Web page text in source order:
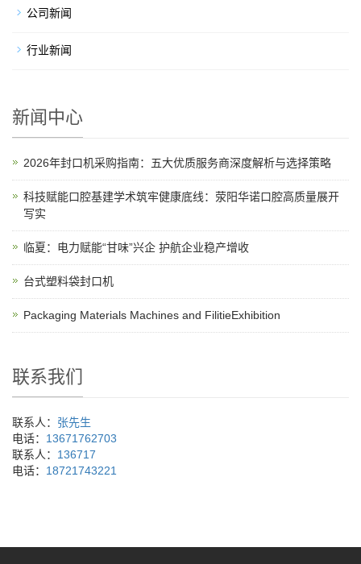
公司新闻
行业新闻
新闻中心
2026年封口机采购指南：五大优质服务商深度解析与选择策略
科技赋能口腔基建学术筑牢健康底线：荥阳华诺口腔高质量展开
写实
临夏：电力赋能“甘味”兴企 护航企业稳产增收
台式塑料袋封口机
Packaging Materials Machines and FilitieExhibition
联系我们
联系人： 张先生
电话： 13671762703
联系人： 136717
电话： 18721743221